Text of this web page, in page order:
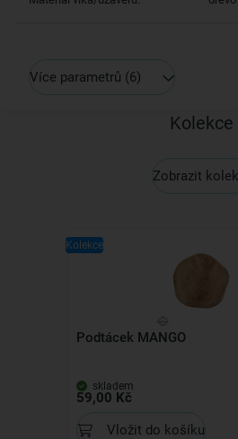
Více parametrů (6)
Kolekce
Zobrazit
Kolekce
Podtácek MANGO
skladem
59,00 Kč
Vložit do košíku